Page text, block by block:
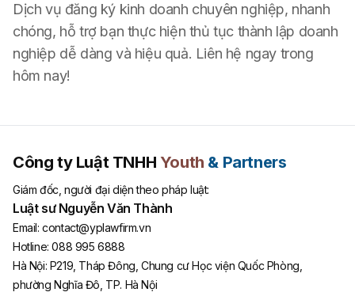
Dịch vụ đăng ký kinh doanh chuyên nghiệp, nhanh
chóng, hỗ trợ bạn thực hiện thủ tục thành lập doanh
nghiệp dễ dàng và hiệu quả. Liên hệ ngay trong
hôm nay!
Công ty Luật TNHH Youth & Partners
Giám đốc, người đại diện theo pháp luật:
Luật sư Nguyễn Văn Thành
Email: contact@yplawfirm.vn
Hotline: 088 995 6888
Hà Nội: P219, Tháp Đông, Chung cư Học viện Quốc Phòng,
phường Nghĩa Đô, TP. Hà Nội